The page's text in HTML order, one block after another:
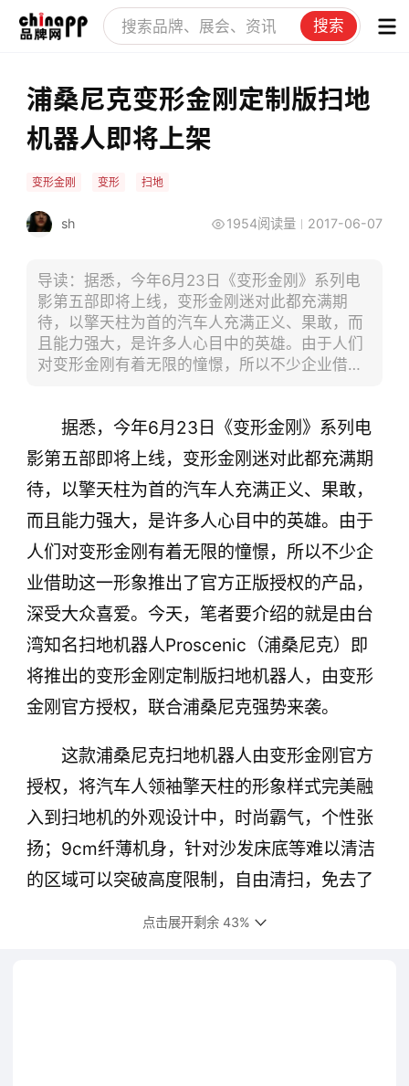
搜索
浦桑尼克变形金刚定制版扫地
机器人即将上架
变形金刚 变形 扫地
sh 1954阅读量 2017-06-07
导读：据悉，今年6月23日《变形金刚》系列电
影第五部即将上线，变形金刚迷对此都充满期
待，以擎天柱为首的汽车人充满正义、果敢，而
且能力强大，是许多人心目中的英雄。由于人们
对变形金刚有着无限的憧憬，所以不少企业借助
机器人Proscenic（浦桑尼克）即将推出的变形
金刚定制版扫地机器人，由变形金刚官方授权，
联合浦桑尼克强势
据悉，今年6月23日《变形金刚》系列电
影第五部即将上线，变形金刚迷对此都充满期
待，以擎天柱为首的汽车人充满正义、果敢，
而且能力强大，是许多人心目中的英雄。由于
人们对变形金刚有着无限的憧憬，所以不少企
业借助这一形象推出了官方正版授权的产品，
深受大众喜爱。今天，笔者要介绍的就是由台
湾知名扫地机器人Proscenic（浦桑尼克）即
将推出的变形金刚定制版扫地机器人，由变形
金刚官方授权，联合浦桑尼克强势来袭。
这款浦桑尼克扫地机器人由变形金刚官方
授权，将汽车人领袖擎天柱的形象样式完美融
入到扫地机的外观设计中，时尚霸气，个性张
扬；9cm纤薄机身，针对沙发床底等难以清洁
的区域可以突破高度限制，自由清扫，免去了
人们弯腰跪地的烦恼。
点击展开剩余 43%